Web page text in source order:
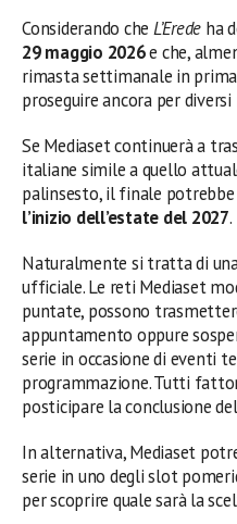
Considerando che L’Erede ha
29 maggio 2026e che,
rimasta settimanale in
proseguire ancora per diversi
Se Mediaset continuerà a
italiane simile a quello
palinsesto, il finale
l’inizio dell’estate del 2027.
Naturalmente si tratta di
ufficiale. Le reti Mediaset
puntate, possono
appuntamento oppure
serie in occasione di eventi
programmazione. Tutti
posticipare la conclusione
In alternativa, Mediaset
serie in uno degli slot
per scoprire quale sarà la